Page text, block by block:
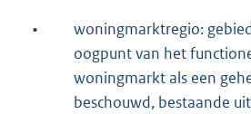
•
woningmarktregio:
oogpunt van het
woningmarkt als een
beschouwd, bestaande